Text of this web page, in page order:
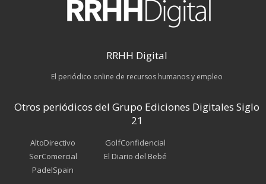
RRHH Digital
El periódico online de recursos humanos y empleo
Otros periódicos del Grupo Ediciones Digitales Siglo
21
AltoDirectivo
SerComercial
PadelSpain
GolfConfidencial
El Diario del Bebé